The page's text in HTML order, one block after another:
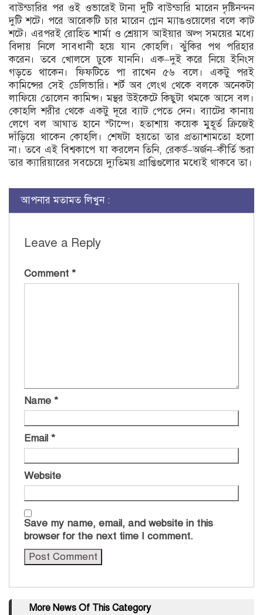
বাউন্ডারির পর ওই ওভারেই টানা দুটি বাউন্ডারি মারেন দৃষ্টিনন্দন
দুটি শটে। পরে আরেকটি চার মারেন গ্লেন ম্যাঙওয়েলের বলে কাট
শটে। এরপরই রোহিত শার্মা ও শ্রেয়াস আইয়ার অল্প সময়ের মধ্যে
বিদায় নিলে সাবধানী হয়ে যান কোহলি। ঝুঁকির পথ পরিহার
করেন। তবে খোলসে ঢুকে যাননি। এক–দুই করে নিয়ে ইনিংস
গড়তে থাকেন। ফিফটিতে পা রাখেন ৫৬ বলে। একটু পরই
কামিন্সের সেই ডেলিভারি। শর্ট অব লেংথ থেকে বলকে অনেকটা
লাফিয়ে তোলেন কামিন্স। মন্থর উইকেটে কিছুটা থমকে আসে বল।
কোহলি শরীর থেকে একটু দূরে ব্যাট পেতে দেন। ব্যাটের কানায়
লেগে বল আঘাত হানে স্টাম্পে। হতাশায় কয়েক মুহূর্ত ক্রিজেই
দাঁড়িয়ে থাকেন কোহলি। শেষটা হয়তো তার প্রত্যাশামতো হলো
না। তবে এই বিশ্বকাপে যা করলেন তিনি, রেকর্ড–অর্জন–কীর্তি ভরা
তার ক্যারিয়ারের সবচেয়ে দ্যুতিময় প্রাপ্তিগুলোর মধ্যেই থাকবে তা।
আপনার মতামত লিখুন :
Leave a Reply
Comment *
Name *
Email *
Website
Save my name, email, and website in this
browser for the next time I comment.
More News Of This Category